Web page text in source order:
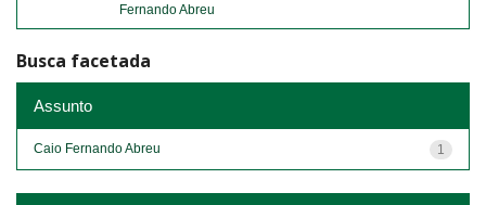
Fernando Abreu
Busca facetada
Assunto
1
Caio Fernando Abreu